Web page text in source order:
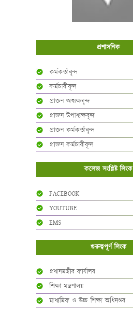
প্রশাসনিক
কর্মকর্তাবৃন্দ
কর্মচারীবৃন্দ
প্রাক্তন অধ্যক্ষবৃন্দ
প্রাক্তন উপাধ্যক্ষবৃন্দ
প্রাক্তন কর্মকর্তাবৃন্দ
প্রাক্তন কর্মচারীবৃন্দ
কলেজ সংশ্লিষ্ট লিংক
FACEBOOK
YOUTUBE
EMS
গুরুত্বপূর্ণ লিংক
প্রধানমন্ত্রীর কার্যালয়
শিক্ষা মন্ত্রণালয়
মাধ্যমিক ও উচ্চ শিক্ষা অধিদপ্তর